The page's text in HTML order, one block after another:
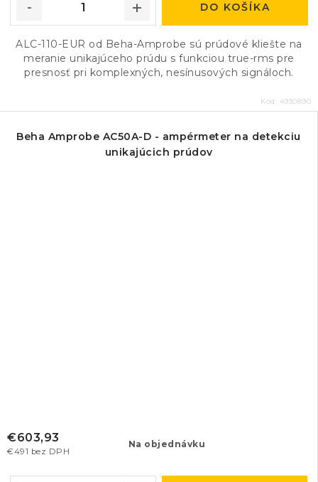
DO KOŠÍKA
ALC-110-EUR od Beha-Amprobe sú prúdové kliešte na
meranie unikajúceho prúdu s funkciou true-rms pre
presnosť pri komplexných, nesínusových signáloch.
Kód: 4930890
Beha Amprobe AC50A-D - ampérmeter na detekciu
unikajúcich prúdov
Na objednávku
€491 bez DPH
€603,93